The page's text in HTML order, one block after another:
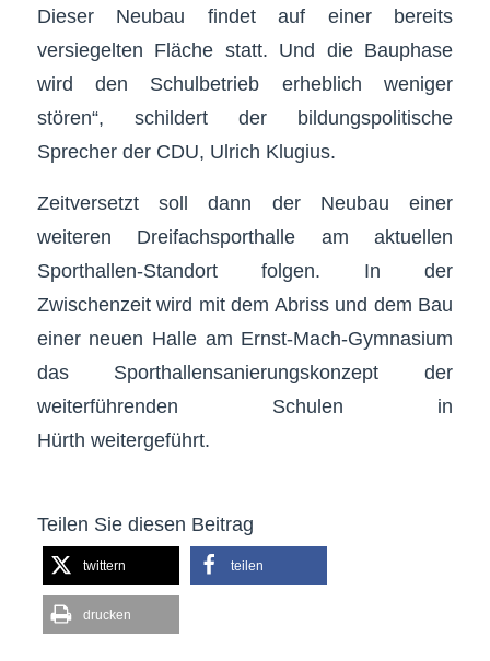
Dieser Neubau findet auf einer bereits
versiegelten Fläche statt. Und die Bauphase
wird den Schulbetrieb erheblich weniger
stören“, schildert der bildungspolitische
Sprecher der CDU, Ulrich Klugius.
Zeitversetzt soll dann der Neubau einer
weiteren Dreifachsporthalle am aktuellen
Sporthallen-Standort folgen. In der
Zwischenzeit wird mit dem Abriss und dem Bau
einer neuen Halle am Ernst-Mach-Gymnasium
das Sporthallensanierungskonzept der
weiterführenden Schulen in
Hürth weitergeführt.
Teilen Sie diesen Beitrag
twittern teilen
drucken